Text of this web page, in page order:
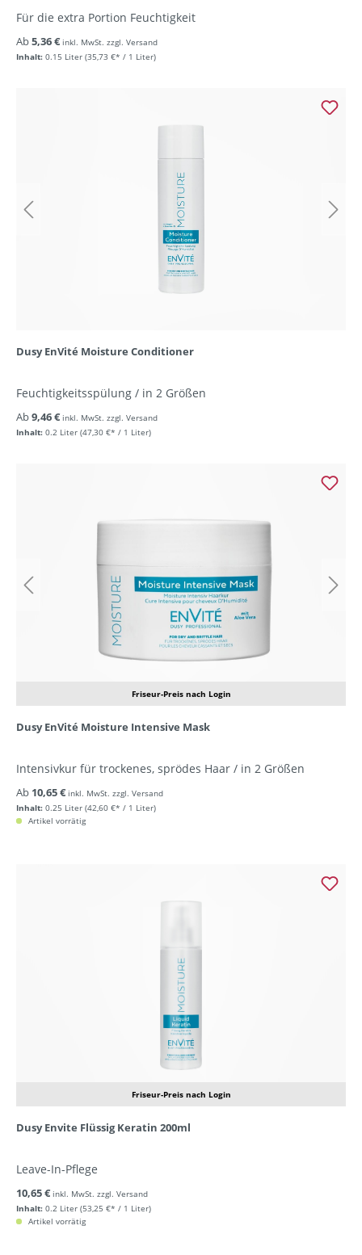
Für die extra Portion Feuchtigkeit
Inhalt: 0.15 Liter (35,73 €* / 1 Liter)
Ab5,36 € inkl. MwSt. zzgl. Versand
Dusy EnVité Moisture Conditioner
Feuchtigkeitsspülung / in 2 Größen
Inhalt: 0.2 Liter (47,30 €* / 1 Liter)
Ab9,46 € inkl. MwSt. zzgl. Versand
Friseur-Preis nach Login
Dusy EnVité Moisture Intensive Mask
Intensivkur für trockenes, sprödes Haar / in 2 Größen
Inhalt: 0.25 Liter (42,60 €* / 1 Liter)
Ab 10,65 € inkl. MwSt. zzgl. Versand
Artikel vorrätig
Friseur-Preis nach Login
Dusy Envite Flüssig Keratin 200ml
Leave-In-Pflege
Inhalt: 0.2 Liter (53,25 €* / 1 Liter)
10,65 € inkl. MwSt. zzgl. Versand
Artikel vorrätig